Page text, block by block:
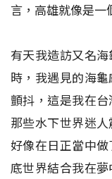
言，高雄就像是一
有天我造訪又名
時，我遇見的海
顫抖，這是我在台
那些水下世界迷
好像在日正當中
底世界結合我在